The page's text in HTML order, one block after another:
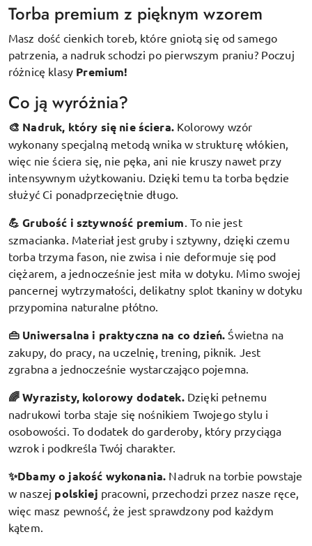
Torba premium z pięknym wzorem
Masz dość cienkich toreb, które gniotą się od samego
patrzenia, a nadruk schodzi po pierwszym praniu? Poczuj
różnicę klasy Premium!
Co ją wyróżnia?
🎨 Nadruk, który się nie ściera. Kolorowy wzór
wykonany specjalną metodą wnika w strukturę włókien,
więc nie ściera się, nie pęka, ani nie kruszy nawet przy
intensywnym użytkowaniu. Dzięki temu ta torba będzie
służyć Ci ponadprzeciętnie długo.
💪 Grubość i sztywność premium To nie jest
szmacianka. Materiał jest gruby i sztywny, dzięki czemu
torba trzyma fason, nie zwisa i nie deformuje się pod
ciężarem, a jednocześnie jest miła w dotyku. Mimo swojej
pancernej wytrzymałości, delikatny splot tkaniny w dotyku
przypomina naturalne płótno.
👜 Uniwersalna i praktyczna na co dzień. Świetna na
zakupy, do pracy, na uczelnię, trening, piknik. Jest
zgrabna a jednocześnie wystarczająco pojemna.
🌈 Wyrazisty, kolorowy dodatek. Dzięki pełnemu
nadrukowi torba staje się nośnikiem Twojego stylu i
osobowości. To dodatek do garderoby, który przyciąga
wzrok i podkreśla Twój charakter.
✨Dbamy o jakość wykonania. Nadruk na torbie powstaje
w naszej polskiej pracowni, przechodzi przez nasze ręce,
więc masz pewność, że jest sprawdzony pod każdym
kątem.